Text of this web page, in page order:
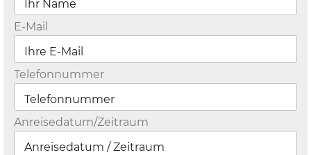
E-Mail
Telefonnummer
Anreisedatum/Zeitraum